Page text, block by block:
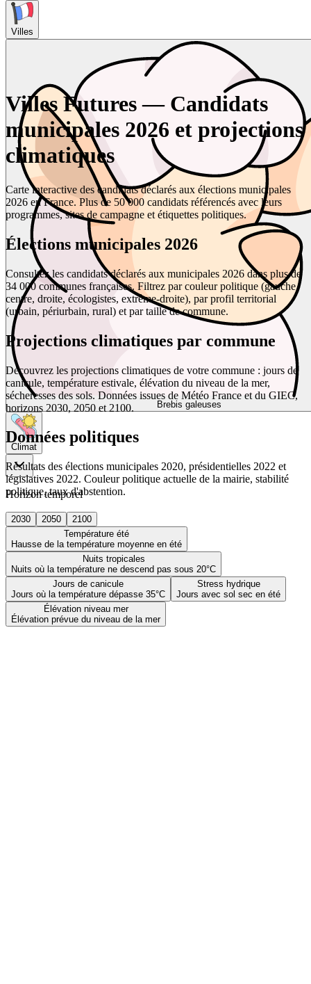
Villes
Brebis galeuses
Climat
Horizon temporel
2030 2050
2100
Température été
Hausse de la température moyenne en été
Nuits tropicales
Nuits où la température ne descend pas sous 20°C
Jours de canicule
Jours où la température dépasse 35°C
Stress hydrique
Jours avec sol sec en été
Élévation niveau mer
Élévation prévue du niveau de la mer
Villes Futures — Candidats
municipales 2026 et projections
climatiques
Carte interactive des candidats déclarés aux élections municipales
2026 en France. Plus de 50 000 candidats référencés avec leurs
programmes, sites de campagne et étiquettes politiques.
Élections municipales 2026
Consultez les candidats déclarés aux municipales 2026 dans plus de
34 000 communes françaises. Filtrez par couleur politique (gauche,
centre, droite, écologistes, extrême-droite), par profil territorial
(urbain, périurbain, rural) et par taille de commune.
Projections climatiques par commune
Découvrez les projections climatiques de votre commune : jours de
canicule, température estivale, élévation du niveau de la mer,
sécheresses des sols. Données issues de Météo France et du GIEC,
horizons 2030, 2050 et 2100.
Données politiques
Résultats des élections municipales 2020, présidentielles 2022 et
législatives 2022. Couleur politique actuelle de la mairie, stabilité
politique, taux d'abstention.